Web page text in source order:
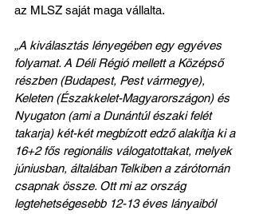
az MLSZ saját maga vállalta.
„A kiválasztás lényegében egy egyéves
folyamat. A Déli Régió mellett a Középső
részben (Budapest, Pest vármegye),
Keleten (Északkelet-Magyarországon) és
Nyugaton (ami a Dunántúl északi felét
takarja) két-két megbízott edző alakítja ki a
16+2 fős regionális válogatottakat, melyek
júniusban, általában Telkiben a zárótornán
csapnak össze. Ott mi az ország
legtehetségesebb 12-13 éves lányaiból